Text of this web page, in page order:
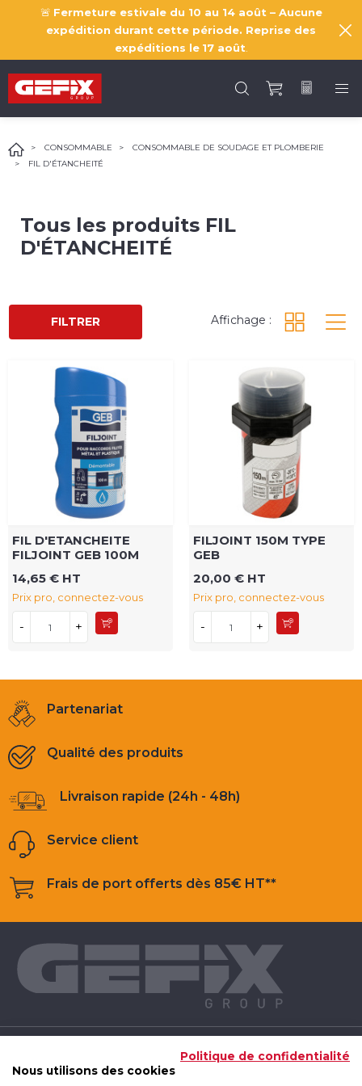
🚨 Fermeture estivale du 10 au 14 août – Aucune
expédition durant cette période. Reprise des
expéditions le 17 août
CONSOMMABLE
CONSOMMABLE DE SOUDAGE ET PLOMBERIE
FIL D'ÉTANCHEITÉ
Tous les produits FIL
D'ÉTANCHEITÉ
FILTRER Affichage :
FIL D'ETANCHEITE
FILJOINT GEB 100M
14,65 € HT
Prix pro, connectez-vous
- +
FILJOINT 150M TYPE
GEB
20,00 € HT
Prix pro, connectez-vous
- +
Partenariat
Qualité des produits
Livraison rapide (24h - 48h)
Service client
Frais de port offerts dès 85€ HT**
Politique de confidentialité
Nous utilisons des cookies